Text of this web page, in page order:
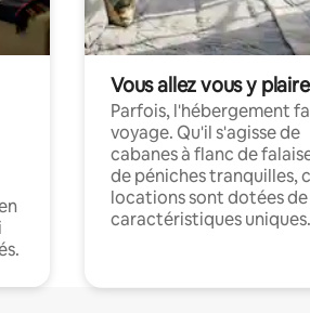
Vous allez vous y plaire
Parfois, l'hébergement
voyage. Qu'il s'agisse de
cabanes à flanc de
de péniches tranquilles,
locations sont dotées de
caractéristiques uniques.